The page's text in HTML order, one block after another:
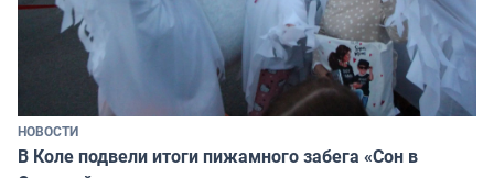
НОВОСТИ
В Коле подвели итоги пижамного забега «Сон в